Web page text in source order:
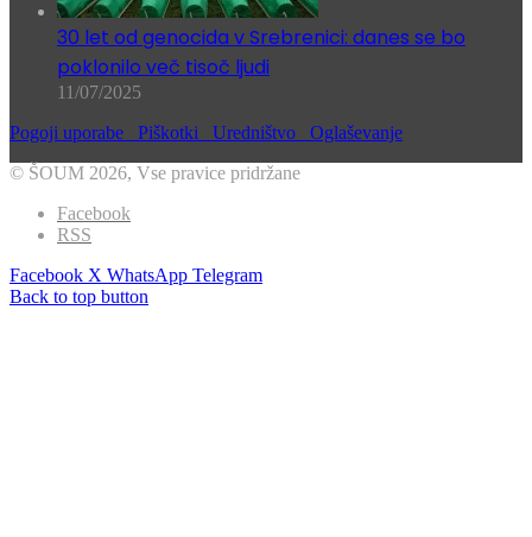
30 let od genocida v Srebrenici: danes se bo
poklonilo več tisoč ljudi
11/07/2025
Pogoji uporabe Piškotki Uredništvo Oglaševanje
© ŠOUM 2026, Vse pravice pridržane
Facebook
RSS
Facebook X WhatsApp Telegram
Back to top button